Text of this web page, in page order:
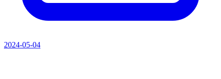
2024-05-04